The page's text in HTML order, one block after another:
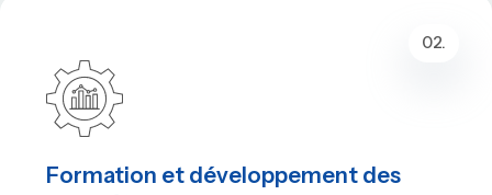
02.
Formation et développement des